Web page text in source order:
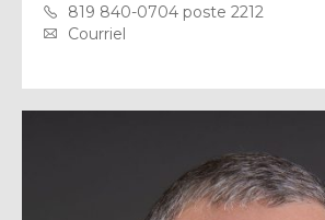
819 840-0704 poste 2212
Courriel